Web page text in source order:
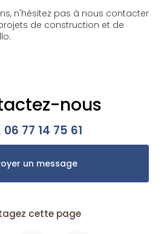
n'hésitez pas à nous contacter
de construction et de
nous
06 77 14 75 61
un message
cette page